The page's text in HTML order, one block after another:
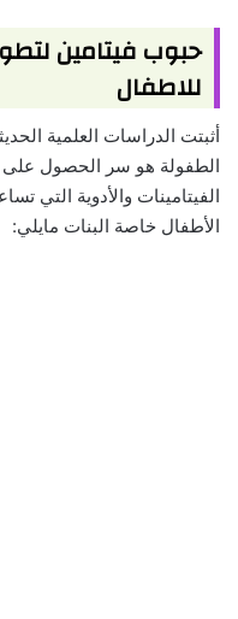
حبوب فيتامين
للاطفال
أثبتت الدراسات العلمية
الطفولة هو سر الحصول
الفيتامينات والأدوية التي
الأطفال خاصة البنات مايلي: